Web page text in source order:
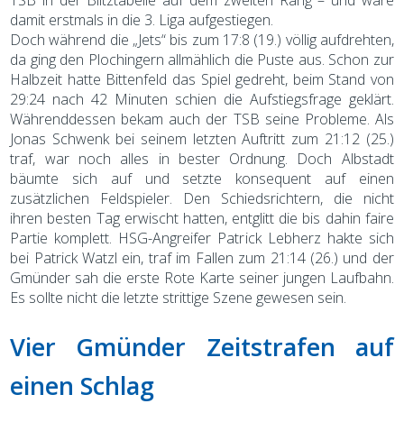
damit erstmals in die 3. Liga aufgestiegen.
Doch während die „Jets“ bis zum 17:8 (19.) völlig aufdrehten,
da ging den Plochingern allmählich die Puste aus. Schon zur
Halbzeit hatte Bittenfeld das Spiel gedreht, beim Stand von
29:24 nach 42 Minuten schien die Aufstiegsfrage geklärt.
Währenddessen bekam auch der TSB seine Probleme. Als
Jonas Schwenk bei seinem letzten Auftritt zum 21:12 (25.)
traf, war noch alles in bester Ordnung. Doch Albstadt
bäumte sich auf und setzte konsequent auf einen
zusätzlichen Feldspieler. Den Schiedsrichtern, die nicht
ihren besten Tag erwischt hatten, entglitt die bis dahin faire
Partie komplett. HSG-Angreifer Patrick Lebherz hakte sich
bei Patrick Watzl ein, traf im Fallen zum 21:14 (26.) und der
Gmünder sah die erste Rote Karte seiner jungen Laufbahn.
Es sollte nicht die letzte strittige Szene gewesen sein.
Vier Gmünder Zeitstrafen auf
einen Schlag